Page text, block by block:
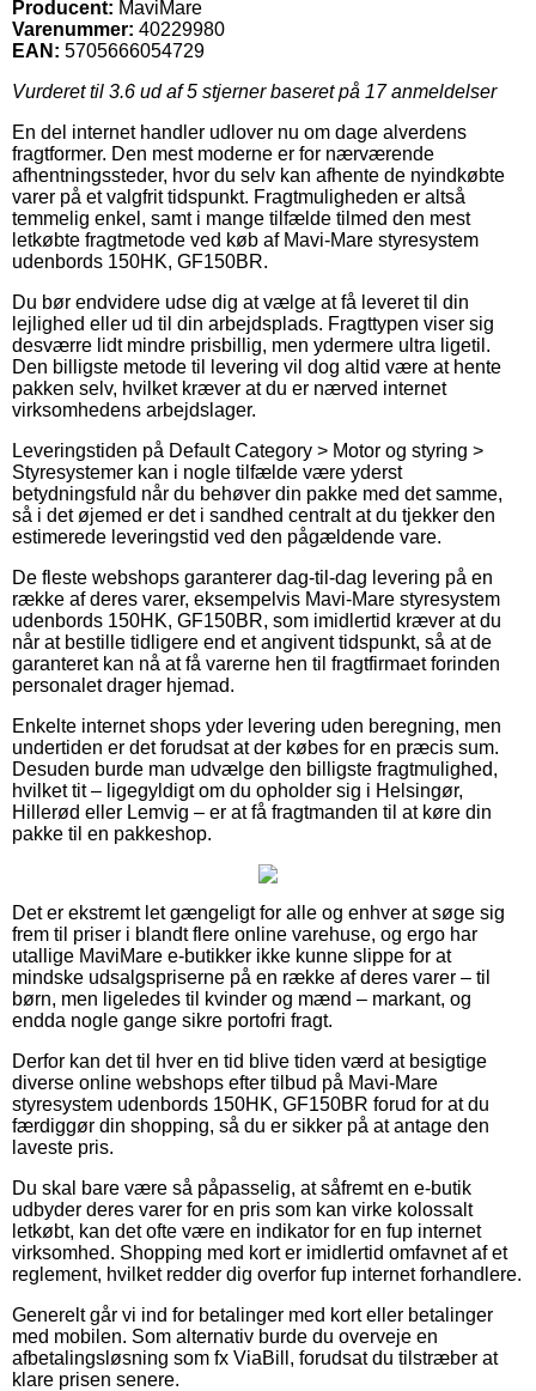
Producent: MaviMare
Varenummer: 40229980
EAN: 5705666054729
Vurderet til 3.6 ud af 5 stjerner baseret på 17anmeldelser
En del internet handler udlover nu om dage alverdens
fragtformer. Den mest moderne er for nærværende
afhentningssteder, hvor du selv kan afhente de nyindkøbte
varer på et valgfrit tidspunkt. Fragtmuligheden er altså
temmelig enkel, samt i mange tilfælde tilmed den mest
letkøbte fragtmetode ved køb af Mavi-Mare styresystem
udenbords 150HK, GF150BR.
Du bør endvidere udse dig at vælge at få leveret til din
lejlighed eller ud til din arbejdsplads. Fragttypen viser sig
desværre lidt mindre prisbillig, men ydermere ultra ligetil.
Den billigste metode til levering vil dog altid være at hente
pakken selv, hvilket kræver at du er nærved internet
virksomhedens arbejdslager.
Leveringstiden på Default Category > Motor og styring >
Styresystemer kan i nogle tilfælde være yderst
betydningsfuld når du behøver din pakke med det samme,
så i det øjemed er det i sandhed centralt at du tjekker den
estimerede leveringstid ved den pågældende vare.
De fleste webshops garanterer dag-til-dag levering på en
række af deres varer, eksempelvis Mavi-Mare styresystem
udenbords 150HK, GF150BR, som imidlertid kræver at du
når at bestille tidligere end et angivent tidspunkt, så at de
garanteret kan nå at få varerne hen til fragtfirmaet forinden
personalet drager hjemad.
Enkelte internet shops yder levering uden beregning, men
undertiden er det forudsat at der købes for en præcis sum.
Desuden burde man udvælge den billigste fragtmulighed,
hvilket tit – ligegyldigt om du opholder sig i Helsingør,
Hillerød eller Lemvig – er at få fragtmanden til at køre din
pakke til en pakkeshop.
Det er ekstremt let gængeligt for alle og enhver at søge sig
frem til priser i blandt flere online varehuse, og ergo har
utallige MaviMare e-butikker ikke kunne slippe for at
mindske udsalgspriserne på en række af deres varer – til
børn, men ligeledes til kvinder og mænd – markant, og
endda nogle gange sikre portofri fragt.
Derfor kan det til hver en tid blive tiden værd at besigtige
diverse online webshops efter tilbud på Mavi-Mare
styresystem udenbords 150HK, GF150BR forud for at du
færdiggør din shopping, så du er sikker på at antage den
laveste pris.
Du skal bare være så påpasselig, at såfremt en e-butik
udbyder deres varer for en pris som kan virke kolossalt
letkøbt, kan det ofte være en indikator for en fup internet
virksomhed. Shopping med kort er imidlertid omfavnet af et
reglement, hvilket redder dig overfor fup internet forhandlere.
Generelt går vi ind for betalinger med kort eller betalinger
med mobilen. Som alternativ burde du overveje en
afbetalingsløsning som fx ViaBill, forudsat du tilstræber at
klare prisen senere.